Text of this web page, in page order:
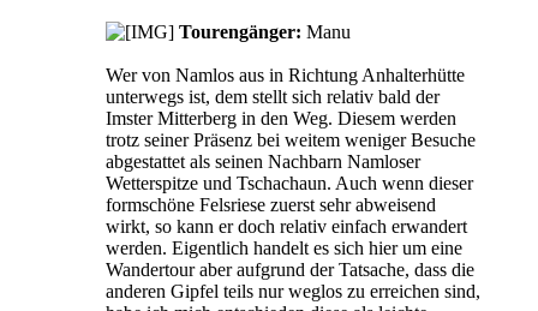
Tourengänger: Manu
Wer von Namlos aus in Richtung Anhalterhütte
unterwegs ist, dem stellt sich relativ bald der
Imster Mitterberg in den Weg. Diesem werden
trotz seiner Präsenz bei weitem weniger Besuche
abgestattet als seinen Nachbarn Namloser
Wetterspitze und Tschachaun. Auch wenn dieser
formschöne Felsriese zuerst sehr abweisend
wirkt, so kann er doch relativ einfach erwandert
werden. Eigentlich handelt es sich hier um eine
Wandertour aber aufgrund der Tatsache, dass die
anderen Gipfel teils nur weglos zu erreichen sind,